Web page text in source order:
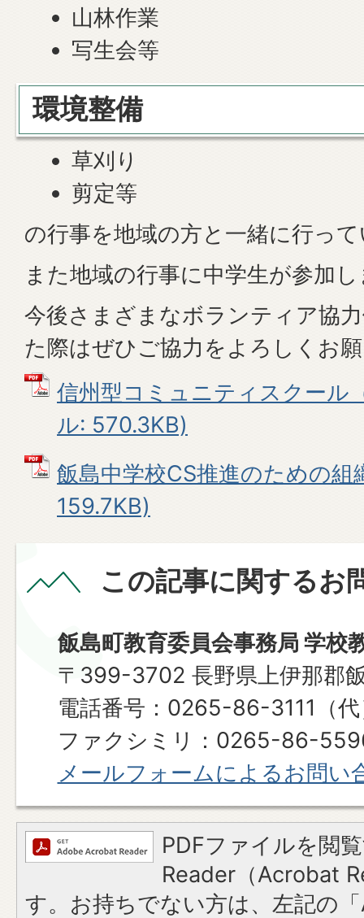
山林作業
写生会等
環境整備
草刈り
剪定等
の行事を地域の方と一緒に行っ
また地域の行事に中学生が参加
今後さまざまなボランティア協
た際はぜひご協力をよろしくお
信州型コミュニティスクール
ル: 570.3KB)
飯島中学校CS推進のための組
159.7KB)
この記事に関するお
飯島町教育委員会事務局 学校
〒399-3702 長野県上伊那郡
電話番号：0265-86-3111（代
ファクシミリ：0265-86-
メールフォームによるお問い
PDFファイルを閲
Reader（Acrobat
す。お持ちでない方は、左記の